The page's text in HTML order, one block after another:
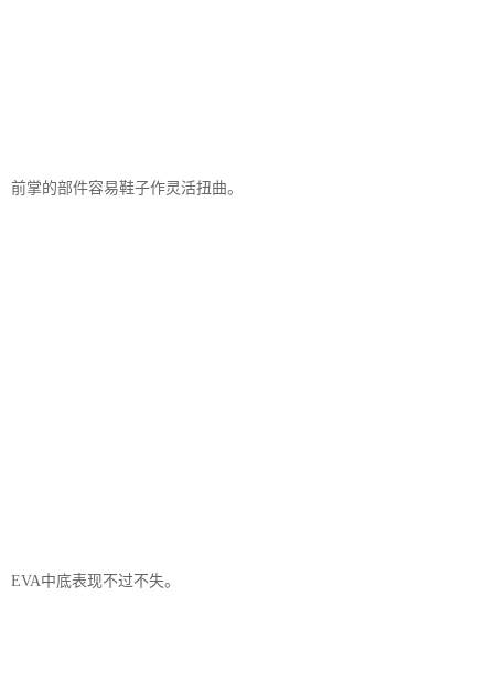
前掌的部件容易鞋子作灵活扭曲。
EVA中底表现不过不失。